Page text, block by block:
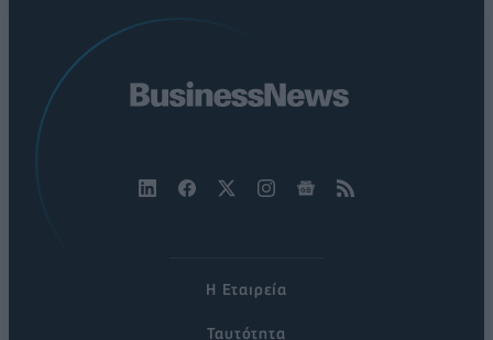
Η Εταιρεία
Ταυτότητα